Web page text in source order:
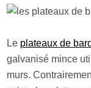
Le plateaux de
galvanisé mince
murs.